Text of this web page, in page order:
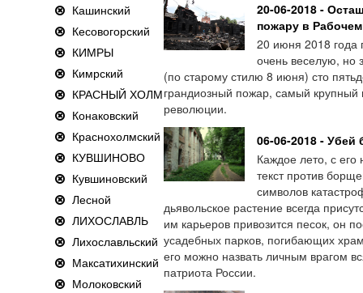
Кашинский
Кесовогорский
КИМРЫ
Кимрский
КРАСНЫЙ ХОЛМ
Конаковский
Краснохолмский
КУВШИНОВО
Кувшиновский
Лесной
ЛИХОСЛАВЛЬ
Лихославльский
Максатихинский
Молоковский
20-06-2018 -
пожару в
20 июня 2018 года
очень веселую, но
(по старому стилю 8 июня) сто
грандиозный пожар, самый
революции.
06-06-2018 - Убей
Каждое лето, с
текст против
символов
дьявольское растение всегда
им карьеров привозится песок, он
усадебных парков, погибающих
его можно назвать личным врагом
патриота России.